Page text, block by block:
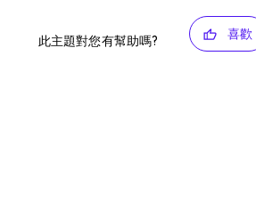
此主題對您有幫助嗎? 喜歡